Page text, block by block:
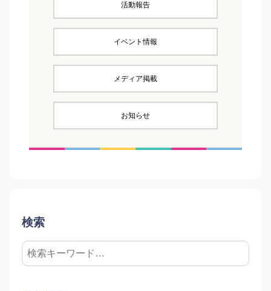
活動報告
イベント情報
メディア掲載
お知らせ
検索